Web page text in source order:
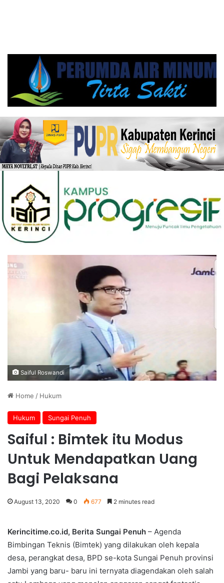
Saiful Roswandi
Home / Hukum
Hukum Sungai Penuh
Saiful : Bimtek itu Modus
Untuk Mendapatkan Uang
Bagi Pelaksana
August 13, 2020 0 677 2 minutes read
Kerincitime.co.id, Berita Sungai Penuh – Agenda
Bimbingan Teknis (Bimtek) yang dilakukan oleh kepala
desa, perangkat desa, BPD se-kota Sungai Penuh provinsi
Jambi yang baru- baru ini ternyata diagendakan oleh salah